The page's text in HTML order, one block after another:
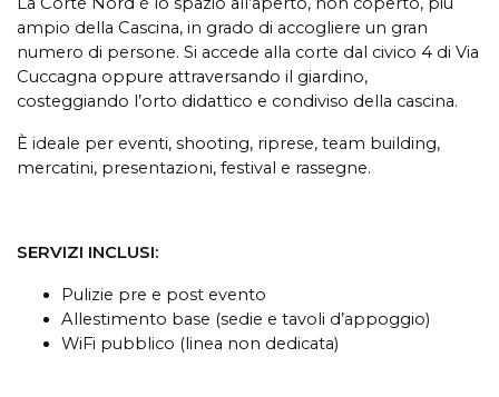
ampio della Cascina, in grado di accogliere un gran
numero di persone. Si accede alla corte dal civico 4 di Via
Cuccagna oppure attraversando il giardino,
costeggiando l’orto didattico e condiviso della cascina.
È ideale per eventi, shooting, riprese, team building,
mercatini, presentazioni, festival e rassegne.
SERVIZI INCLUSI:
Pulizie pre e post evento
Allestimento base (sedie e tavoli d’appoggio)
WiFi pubblico (linea non dedicata)